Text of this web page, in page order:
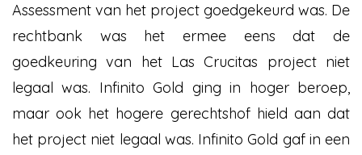
Assessment van het project goedgekeurd was. De
rechtbank was het ermee eens dat de
goedkeuring van het Las Crucitas project niet
legaal was. Infinito Gold ging in hoger beroep,
maar ook het hogere gerechtshof hield aan dat
het project niet legaal was. Infinito Gold gaf in een